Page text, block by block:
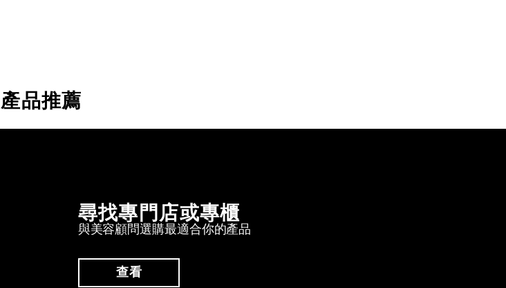
產品推薦
尋找專門店或專櫃
與美容顧問選購最適合你的產品
查看